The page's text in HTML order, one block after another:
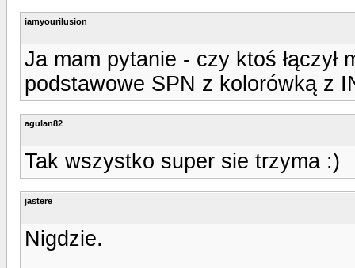
iamyourilusion
Ja mam pytanie - czy ktoś
podstawowe SPN z kolorówką z
agulan82
Tak wszystko super sie trzyma :)
jastere
Nigdzie.